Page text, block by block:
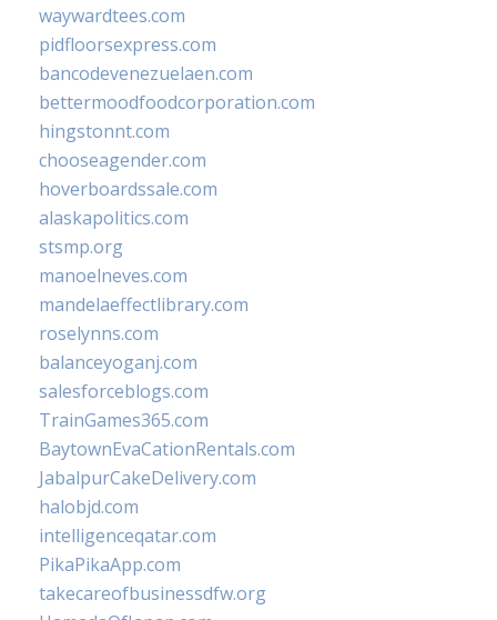
waywardtees.com
pidfloorsexpress.com
bancodevenezuelaen.com
bettermoodfoodcorporation.com
hingstonnt.com
chooseagender.com
hoverboardssale.com
alaskapolitics.com
stsmp.org
manoelneves.com
mandelaeffectlibrary.com
roselynns.com
balanceyoganj.com
salesforceblogs.com
TrainGames365.com
BaytownEvaCationRentals.com
JabalpurCakeDelivery.com
halobjd.com
intelligenceqatar.com
PikaPikaApp.com
takecareofbusinessdfw.org